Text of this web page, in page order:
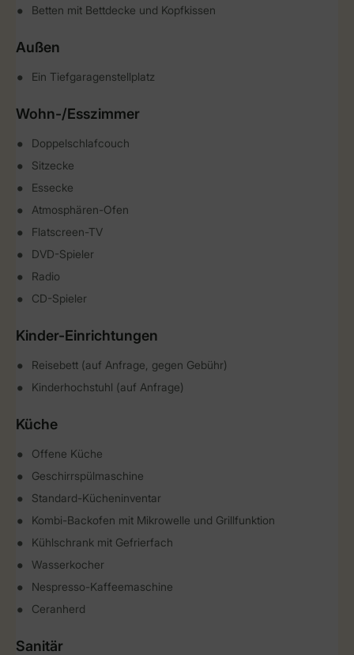
Betten mit Bettdecke und Kopfkissen
Außen
Ein Tiefgaragenstellplatz
Wohn-/Esszimmer
Doppelschlafcouch
Sitzecke
Essecke
Atmosphären-Ofen
Flatscreen-TV
DVD-Spieler
Radio
CD-Spieler
Kinder-Einrichtungen
Reisebett (auf Anfrage, gegen Gebühr)
Kinderhochstuhl (auf Anfrage)
Küche
Offene Küche
Geschirrspülmaschine
Standard-Kücheninventar
Kombi-Backofen mit Mikrowelle und Grillfunktion
Kühlschrank mit Gefrierfach
Wasserkocher
Nespresso-Kaffeemaschine
Ceranherd
Sanitär